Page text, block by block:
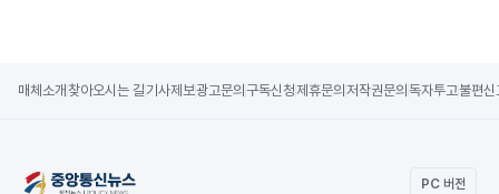
매체소개 찾아오시는 길기사제보광고문의 구독신청제휴문의 저작권문의 독자투고불편신
PC 버전